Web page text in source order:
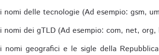
i nomi delle tecnologie (Ad esempio: gsm,
i nomi dei gTLD (Ad esempio: com, net, org,
i nomi geografici e le sigle della